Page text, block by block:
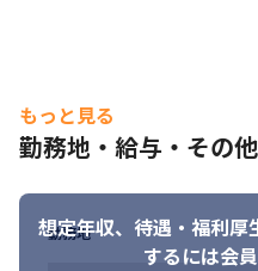
もっと見る
勤務地・給与・その
想定年収、待遇・福利厚
するには会
勤務地